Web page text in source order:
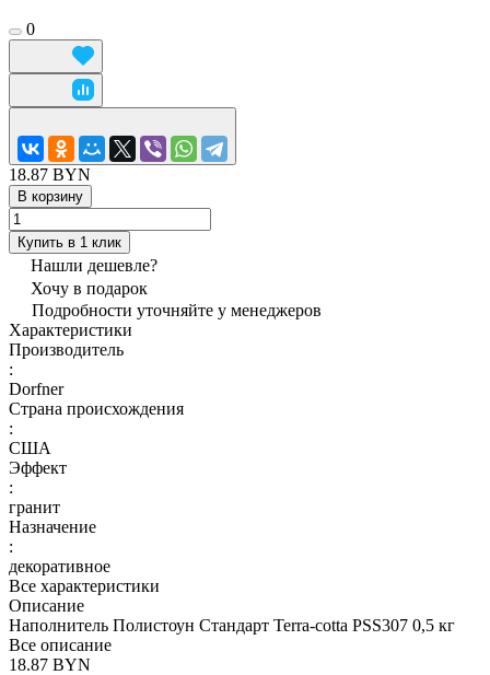
0
18.87 BYN
В корзину
Купить в 1 клик
Нашли дешевле?
Хочу в подарок
Подробности уточняйте у менеджеров
Характеристики
Производитель
:
Dorfner
Страна происхождения
:
США
Эффект
:
гранит
Назначение
:
декоративное
Все характеристики
Описание
Наполнитель Полистоун Стандарт Terra-cotta PSS307 0,5 кг
Все описание
18.87 BYN